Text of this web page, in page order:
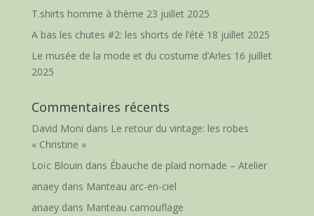
T.shirts homme à thème 23 juillet 2025
A bas les chutes #2: les shorts de l’été 18 juillet 2025
Le musée de la mode et du costume d’Arles 16 juillet
2025
Commentaires récents
David Moni dans Le retour du vintage: les robes
« Christine »
Loïc Blouin dans Ébauche de plaid nomade – Atelier
anaeydans Manteau arc-en-ciel
anaeydans Manteau camouflage